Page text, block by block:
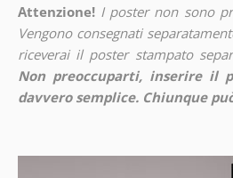
Attenzione! I poster non sono
Vengono consegnati
riceverai il poster stampato
Non preoccuparti, inserire il
davvero semplice. Chiunque